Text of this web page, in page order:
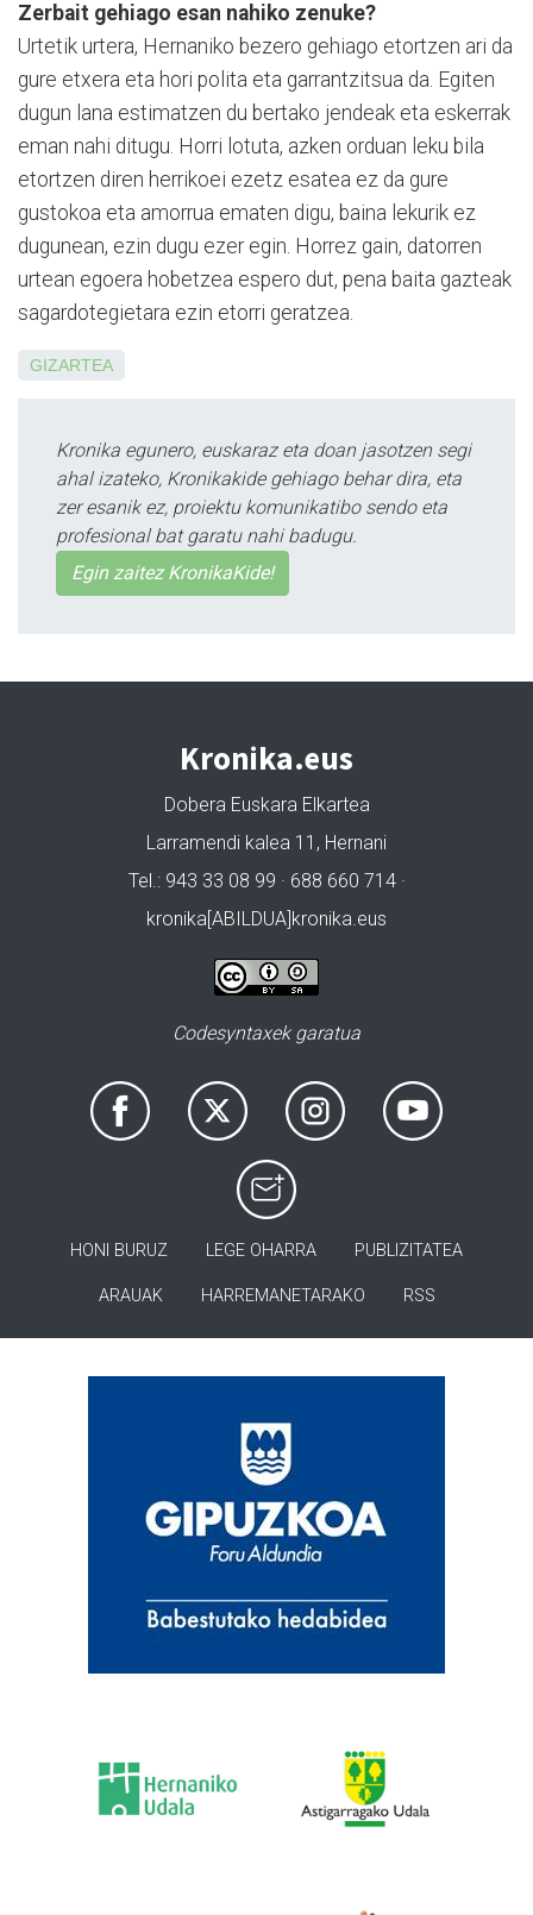
Zerbait gehiago esan nahiko zenuke?
Urtetik urtera, Hernaniko bezero gehiago etortzen ari da
gure etxera eta hori polita eta garrantzitsua da. Egiten
dugun lana estimatzen du bertako jendeak eta eskerrak
eman nahi ditugu. Horri lotuta, azken orduan leku bila
etortzen diren herrikoei ezetz esatea ez da gure
gustokoa eta amorrua ematen digu, baina lekurik ez
dugunean, ezin dugu ezer egin. Horrez gain, datorren
urtean egoera hobetzea espero dut, pena baita gazteak
sagardotegietara ezin etorri geratzea.
GIZARTEA
Kronika egunero, euskaraz eta doan jasotzen segi
ahal izateko, Kronikakide gehiago behar dira, eta
zer esanik ez, proiektu komunikatibo sendo eta
profesional bat garatu nahi badugu.
Egin zaitez KronikaKide!
Kronika.eus
Dobera Euskara Elkartea
Larramendi kalea 11, Hernani
Tel.: 943 33 08 99 · 688 660 714 ·
kronika[ABILDUA]kronika.eus
Codesyntaxek garatua
HONI BURUZ LEGE OHARRA PUBLIZITATEA
ARAUAK HARREMANETARAKO RSS